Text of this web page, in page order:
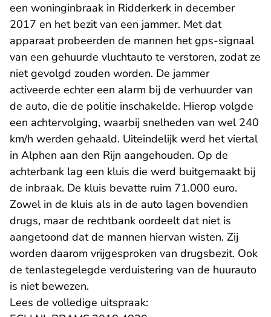
een woninginbraak in Ridderkerk in december
2017 en het bezit van een jammer. Met dat
apparaat probeerden de mannen het gps-signaal
van een gehuurde vluchtauto te verstoren, zodat ze
niet gevolgd zouden worden. De jammer
activeerde echter een alarm bij de verhuurder van
de auto, die de politie inschakelde. Hierop volgde
een achtervolging, waarbij snelheden van wel 240
km/h werden gehaald. Uiteindelijk werd het viertal
in Alphen aan den Rijn aangehouden. Op de
achterbank lag een kluis die werd buitgemaakt bij
de inbraak. De kluis bevatte ruim 71.000 euro.
Zowel in de kluis als in de auto lagen bovendien
drugs, maar de rechtbank oordeelt dat niet is
aangetoond dat de mannen hiervan wisten. Zij
worden daarom vrijgesproken van drugsbezit. Ook
de tenlastegelegde verduistering van de huurauto
is niet bewezen.
Lees de volledige uitspraak: